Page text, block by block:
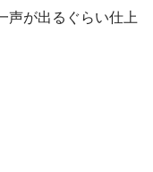
声が出るぐらい仕上